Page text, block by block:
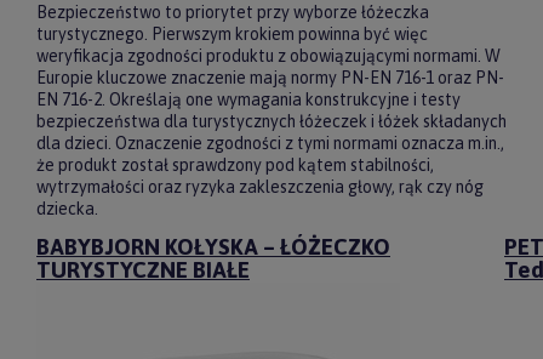
Bezpieczeństwo to priorytet przy wyborze łóżeczka
turystycznego. Pierwszym krokiem powinna być więc
weryfikacja zgodności produktu z obowiązującymi normami. W
Europie kluczowe znaczenie mają normy PN-EN 716-1 oraz PN-
EN 716-2. Określają one wymagania konstrukcyjne i testy
bezpieczeństwa dla turystycznych łóżeczek i łóżek składanych
dla dzieci. Oznaczenie zgodności z tymi normami oznacza m.in.,
że produkt został sprawdzony pod kątem stabilności,
wytrzymałości oraz ryzyka zakleszczenia głowy, rąk czy nóg
dziecka.
BABYBJORN KOŁYSKA – ŁÓŻECZKO
TURYSTYCZNE BIAŁE